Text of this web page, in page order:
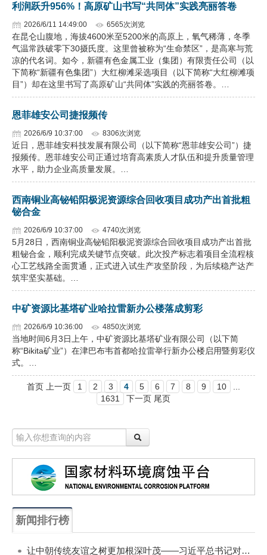
利润跃升956%！高原矿山书写“共同体”实践亮丽答卷
2026/6/11 14:49:00 6565次浏览
在昆仑山腹地，海拔4600米至5200米的高原上，氧气稀薄，冬季
气温常跌破零下30摄氏度。这里曾被称为“生命禁区”，是高寒与荒
凉的代名词。如今，新疆有色金属工业（集团）有限责任公司（以
下简称“新疆有色集团”）大红柳滩采选项目（以下简称“大红柳滩项
目”）却在这里书写了高原矿山“共同体”实践的亮丽答卷。…
恩菲雄安公司捷报频传
2026/6/9 10:37:00 8306次浏览
近日，恩菲雄安科技发展有限公司（以下简称“恩菲雄安公司”）捷
报频传。恩菲雄安公司正通过培育高素质人才队伍和提升质量管理
水平，助力企业高质量发展。…
西南铜业高铋铅阳极泥资源综合回收项目成功产出首批粗
铋合金
2026/6/9 10:37:00 4740次浏览
5月28日，西南铜业高铋铅阳极泥资源综合回收项目成功产出首批
粗铋合金，顺利完成关键节点突破。此次投产标志着项目全流程核
心工艺线路全面贯通，正式进入试生产攻坚阶段，为后续稳产达产
筑牢坚实基础。…
中矿资源比基塔矿业哈拉雷新办公楼落成剪彩
2026/6/9 10:36:00 4850次浏览
当地时间6月3日上午，中矿资源比基塔矿业有限公司（以下简
称“Bikita矿业”）在津巴布韦首都哈拉雷举行新办公楼启用暨剪彩仪
式。…
首页 上一页 1 2 3 4 5 6 7 8 9 10
1631
下一页 尾页
新闻排行榜
让中朝传统友谊之树更加根深叶茂——习近平总书记对朝鲜进行国事访问纪实